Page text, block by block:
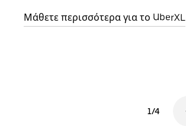
Μάθετε περισσότερα για το UberXL
1/4